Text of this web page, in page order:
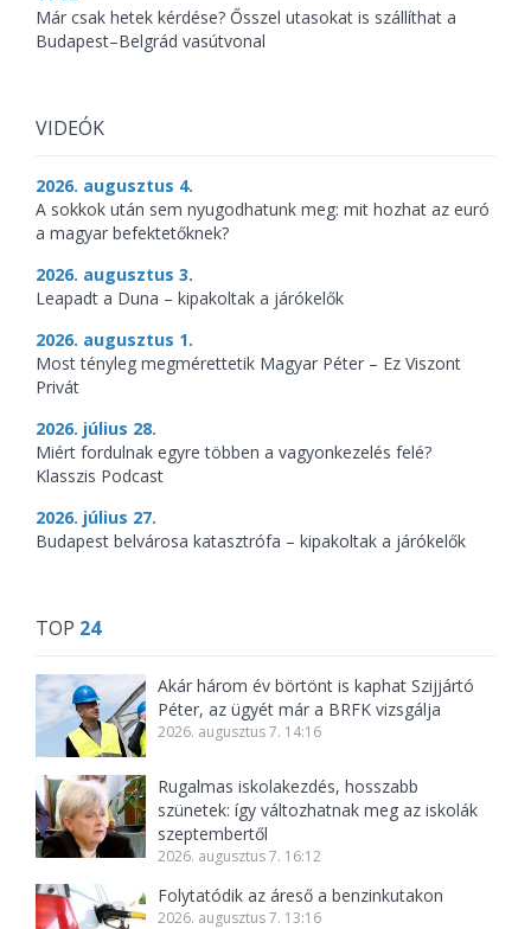
Már csak hetek kérdése? Ősszel utasokat is szállíthat a
Budapest–Belgrád vasútvonal
VIDEÓK
2026. augusztus 4.
A sokkok után sem nyugodhatunk meg: mit hozhat az euró
a magyar befektetőknek?
2026. augusztus 3.
Leapadt a Duna – kipakoltak a járókelők
2026. augusztus 1.
Most tényleg megmérettetik Magyar Péter – Ez Viszont
Privát
2026. július 28.
Miért fordulnak egyre többen a vagyonkezelés felé?
Klasszis Podcast
2026. július 27.
Budapest belvárosa katasztrófa – kipakoltak a járókelők
TOP 24
Akár három év börtönt is kaphat Szijjártó
Péter, az ügyét már a BRFK vizsgálja
2026. augusztus 7. 14:16
Rugalmas iskolakezdés, hosszabb
szünetek: így változhatnak meg az iskolák
szeptembertől
2026. augusztus 7. 16:12
Folytatódik az áreső a benzinkutakon
2026. augusztus 7. 13:16